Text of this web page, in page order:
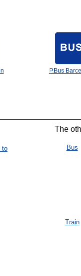
P.Bus
The
to
Bus
Train